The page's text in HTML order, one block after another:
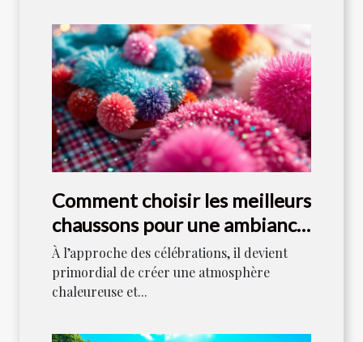
Comment choisir les meilleurs
chaussons pour une ambiance
festive ?
À l’approche des célébrations, il devient
primordial de créer une atmosphère
chaleureuse et...